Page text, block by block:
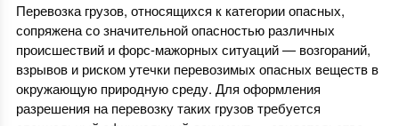
Перевозка грузов, относящихся к категории опасных,
сопряжена со значительной опасностью различных
происшествий и форс-мажорных ситуаций — возгораний,
взрывов и риском утечки перевозимых опасных веществ в
окружающую природную среду. Для оформления
разрешения на перевозку таких грузов требуется